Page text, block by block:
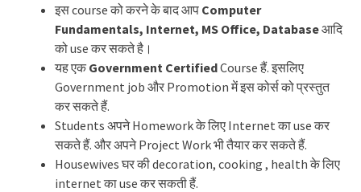
इस course को करने के बाद आप Computer
Fundamentals, Internet, MS Office, Databaseआदि
को use कर सकते है।
यह एक Government CertifiedCourse हैं. इसलिए
Government job और Promotion में इस कोर्स को प्रस्तुत
कर सकते हैं.
Students अपने Homework के लिए Internet का use कर
सकते हैं. और अपने Project Work भी तैयार कर सकते हैं.
Housewives घर की decoration, cooking , health के लिए
internet का use कर सकती हैं.